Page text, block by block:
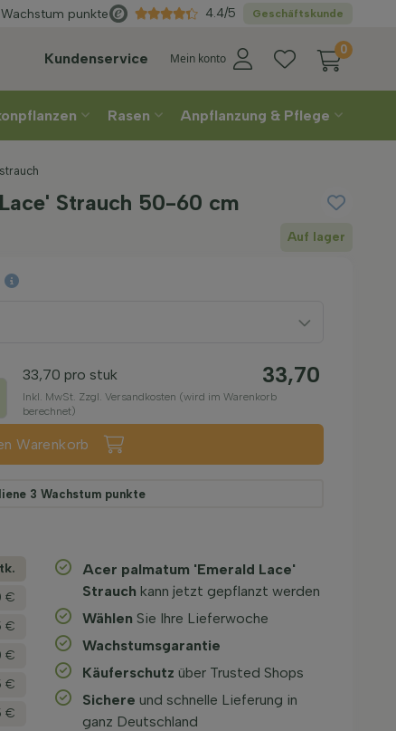
Sie Ihre Lieferwoche
Wachstum punkte Geschäftskunde
4.4/5
Kundenservice Mein konto
0
Rasen Anpflanzung & Pflege
Strauch 50-60 cm
Auf lager
33,70 pro stuk 33,70
Inkl. MwSt. Zzgl. Versandkosten (wird im Warenkorb
berechnet)
Warenkorb
3 Wachstum punkte
€
€
€
€
€
Acer palmatum 'Emerald Lace'
Strauch kann jetzt gepflanzt werden
Wählen Sie Ihre Lieferwoche
Wachstums­garantie
Käuferschutz über Trusted Shops
Sichere und schnelle Lieferung in
ganz Deutschland